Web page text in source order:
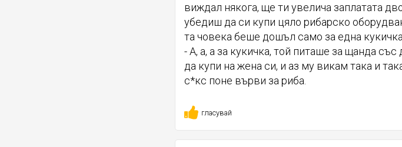
виждал някога, ще ти увелича заплатата
убедиш да си купи цяло рибарско
та човека беше дошъл само за една
- А, а, а за кукичка, той питаше за щанда
да купи на жена си, и аз му викам така и
с*кс поне върви за риба.
гласувай